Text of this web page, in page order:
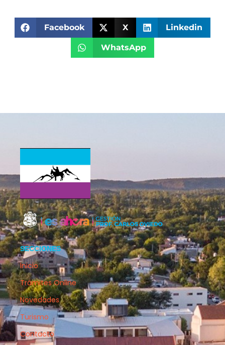
Facebook X Linkedin
WhatsApp
SECCIONES
Inicio
Trámites Online
Novedades
Turismo
Contacto